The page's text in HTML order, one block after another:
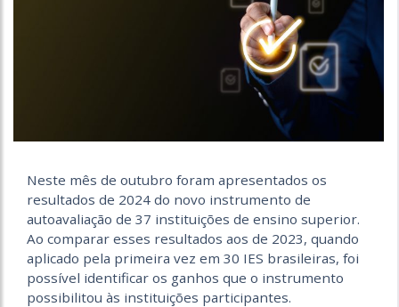
Neste mês de outubro foram apresentados os
resultados de 2024 do novo instrumento de
autoavaliação de 37 instituições de ensino superior.
Ao comparar esses resultados aos de 2023, quando
aplicado pela primeira vez em 30 IES brasileiras, foi
possível identificar os ganhos que o instrumento
possibilitou às instituições participantes.